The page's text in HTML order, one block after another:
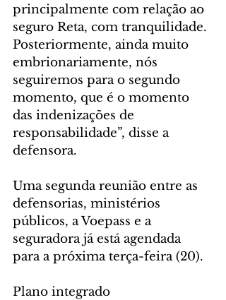
principalmente com relação ao
seguro Reta, com tranquilidade.
Posteriormente, ainda muito
embrionariamente, nós
seguiremos para o segundo
momento, que é o momento
das indenizações de
responsabilidade”, disse a
defensora.
Uma segunda reunião entre as
defensorias, ministérios
públicos, a Voepass e a
seguradora já está agendada
para a próxima terça-feira (20).
Plano integrado